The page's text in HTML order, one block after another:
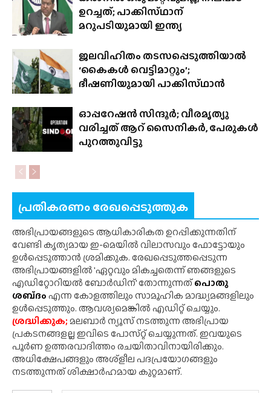
ഉറച്ചത്; പാക്കിസ്‌ഥാന്
മറുപടിയുമായി ഇന്ത്യ
ജലവിഹിതം തടസപ്പെടുത്തിയാൽ
‘കൈകൾ വെട്ടിമാറ്റും’;
ഭീഷണിയുമായി പാക്കിസ്‌ഥാൻ
ഓപ്പറേഷൻ സിന്ദൂർ; വീരമൃത്യു
വരിച്ചത് ആറ് സൈനികർ, പേരുകൾ
പുറത്തുവിട്ടു
പ്രതികരണം രേഖപ്പെടുത്തുക
അഭിപ്രായങ്ങളുടെ ആധികാരികത ഉറപ്പിക്കുന്നതിന്
വേണ്ടി കൃത്യമായ ഇ-മെയിൽ വിലാസവും ഫോട്ടോയും
ഉൾപ്പെടുത്താൻ ശ്രമിക്കുക. രേഖപ്പെടുത്തപ്പെടുന്ന
അഭിപ്രായങ്ങളിൽ 'ഏറ്റവും മികച്ചതെന്ന് ഞങ്ങളുടെ
എഡിറ്റോറിയൽ ബോർഡിന്' തോന്നുന്നത്പൊതു
ശബ്‌ദംഎന്ന കോളത്തിലും സാമൂഹിക മാദ്ധ്യമങ്ങളിലും
ഉൾപ്പെടുത്തും. ആവശ്യമെങ്കിൽ എഡിറ്റ് ചെയ്യും.
ശ്രദ്ധിക്കുക;മലബാർ ന്യൂസ് നടത്തുന്ന അഭിപ്രായ
പ്രകടനങ്ങളല്ല ഇവിടെ പോസ്‌റ്റ് ചെയ്യുന്നത്. ഇവയുടെ
പൂർണ ഉത്തരവാദിത്തം രചയിതാവിനായിരിക്കും.
അധിക്ഷേപങ്ങളും അശ്‌ളീല പദപ്രയോഗങ്ങളും
നടത്തുന്നത് ശിക്ഷാർഹമായ കുറ്റമാണ്.